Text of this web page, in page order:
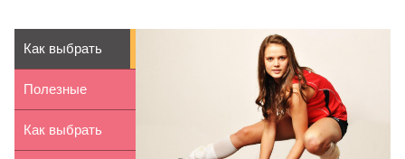
Как выбрать
кроссовки для
волей...
Полезные
свойства чая
Как выбрать